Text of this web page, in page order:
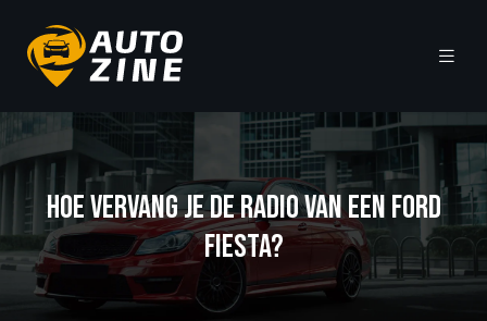
HOE VERVANG JE DE RADIO VAN EEN FORD
FIESTA?